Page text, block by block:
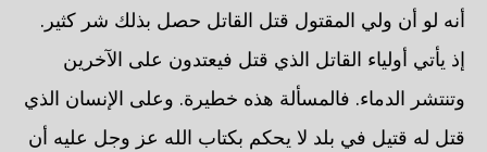
أنه لو أن ولي المقتول قتل القاتل حصل بذلك شر كثير.
إذ يأتي أولياء القاتل الذي قتل فيعتدون على الآخرين
وتنتشر الدماء. فالمسألة هذه خطيرة. وعلى الإنسان الذي
قتل له قتيل في بلد لا يحكم بكتاب الله عز وجل عليه أن